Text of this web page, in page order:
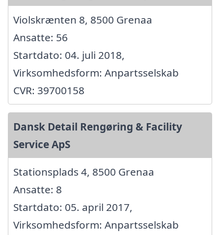
Violskrænten 8, 8500 Grenaa
Ansatte: 56
Startdato: 04. juli 2018,
Virksomhedsform: Anpartsselskab
CVR: 39700158
Dansk Detail Rengøring & Facility
Service ApS
Stationsplads 4, 8500 Grenaa
Ansatte: 8
Startdato: 05. april 2017,
Virksomhedsform: Anpartsselskab